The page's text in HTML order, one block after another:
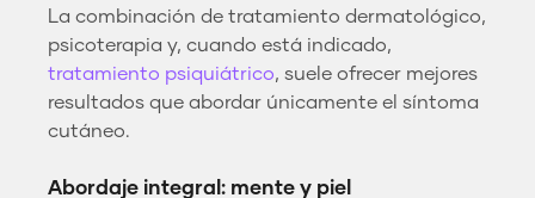
La combinación de tratamiento dermatológico,
psicoterapia y, cuando está indicado,
tratamiento psiquiátrico, suele ofrecer mejores
resultados que abordar únicamente el síntoma
cutáneo.
Abordaje integral: mente y piel